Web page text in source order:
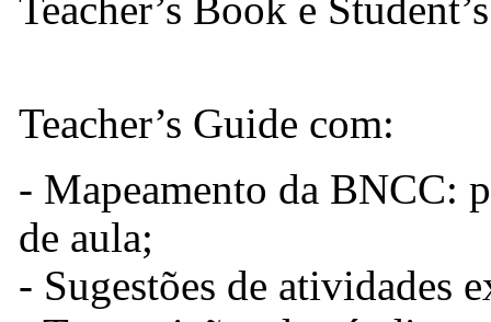
Teacher’s Book e
Teacher’s Guide com:
- Mapeamento da BNCC:
de aula;
- Sugestões de atividades